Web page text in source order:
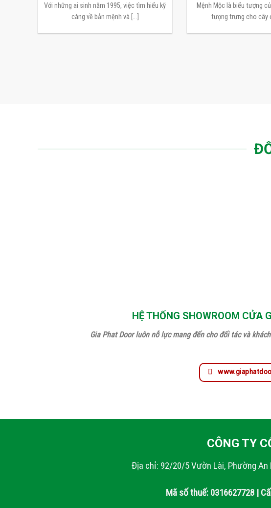
Với những ai sinh năm 1995, việc tìm hiểu kỹ
càng về bản mệnh và [...]
Mệnh Mộc là biểu tượng
tượng trưng cho cây
HỆ THỐNG SHOWROOM CỬA
Gia Phat Door luôn nỗ lực mang đến cho đối tác và
CÔNG TY
Địa chỉ: 92/20/5 Vườn Lài, Phường An
Mã số thuế: 0316627728 |